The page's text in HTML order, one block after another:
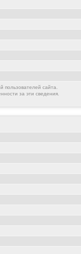
сайта.
за эти сведения.